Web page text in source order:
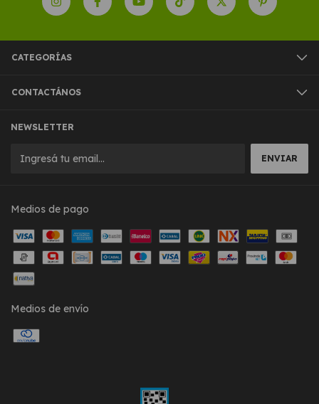
CATEGORÍAS
CONTACTÁNOS
NEWSLETTER
Medios de pago
Medios de envío